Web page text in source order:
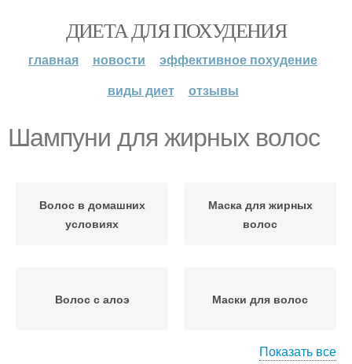
ДИЕТА ДЛЯ ПОХУДЕНИЯ
главная новости
эффективное похудение
виды диет
отзывы
Шампуни для жирных волос
Волос в домашних
условиях
Маска для жирных
волос
Волос с алоэ Маски для волос
Показать все